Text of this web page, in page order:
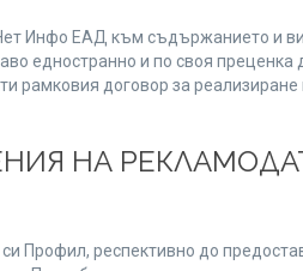
Инфо ЕАД към съдържанието и
едностранно и по своя
рамковия договор за
НА
респективно до